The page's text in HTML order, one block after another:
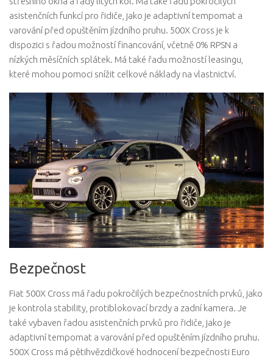
asistenčních funkcí pro řidiče, jako je adaptivní tempomat a
varování před opuštěním jízdního pruhu. 500X Cross je k
dispozici s řadou možností financování, včetně 0% RPSN a
nízkých měsíčních splátek. Má také řadu možností leasingu,
které mohou pomoci snížit celkové náklady na vlastnictví.
Bezpečnost
Fiat 500X Cross má řadu pokročilých bezpečnostních prvků, jako
je kontrola stability, protiblokovací brzdy a zadní kamera. Je
také vybaven řadou asistenčních prvků pro řidiče, jako je
adaptivní tempomat a varování před opuštěním jízdního pruhu.
500X Cross má pětihvězdičkové hodnocení bezpečnosti Euro